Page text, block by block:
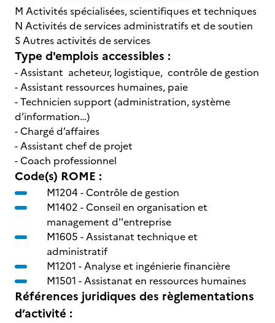
M Activités spécialisées, scientifiques et techniques
N Activités de services administratifs et de soutien
S Autres activités de services
Type d'emplois accessibles :
- Assistant acheteur, logistique, contrôle de gestion
- Assistant ressources humaines, paie
- Technicien support (administration, système
d’information…)
- Chargé d’affaires
- Assistant chef de projet
- Coach professionnel
Code(s) ROME :
M1204 -Contrôle de gestion
M1402 -Conseil en organisation et
management d''entreprise
M1605 -Assistanat technique et
administratif
M1201 -Analyse et ingénierie financière
M1501 -Assistanat en ressources humaines
Références juridiques des règlementations
d’activité :